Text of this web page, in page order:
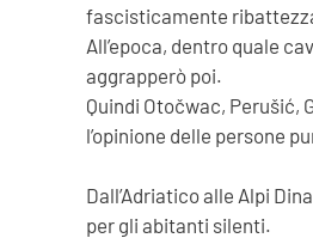
fascisticamente
All’epoca, dentro quale
aggrapperò poi.
Quindi Otočwac, Perušić,
l’opinione delle persone
Dall’Adriatico alle Alpi
per gli abitanti silenti.